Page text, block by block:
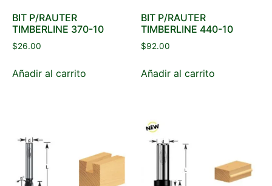
BIT P/RAUTER
TIMBERLINE 370-10
$26.00
Añadir al carrito
BIT P/RAUTER
TIMBERLINE 440-10
$92.00
Añadir al carrito